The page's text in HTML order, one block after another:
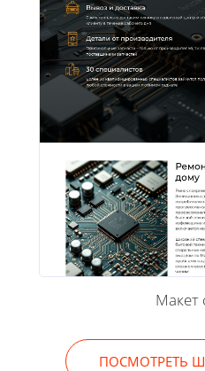
Макет
ПОСМОТРЕТЬ